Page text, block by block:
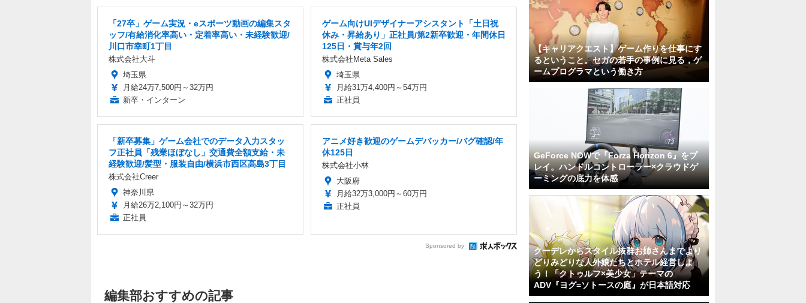
「27卒」ゲーム実況・eスポーツ動画の編集スタ
ッフ/有給消化率高い・定着率高い・未経験歓迎/
川口市幸町1丁目
株式会社大斗
埼玉県
月給24万7,500円～32万円
新卒・インターン
ゲーム向けUIデザイナーアシスタント「土日祝
休み・昇給あり」正社員/第2新卒歓迎・年間休日
125日・賞与年2回
株式会社Meta Sales
埼玉県
月給31万4,400円～54万円
正社員
「新卒募集」ゲーム会社でのデータ入力スタッ
フ正社員「残業ほぼなし」交通費全額支給・未
経験歓迎/髪型・服装自由/横浜市西区高島3丁目
株式会社Creer
神奈川県
月給26万2,100円～32万円
正社員
アニメ好き歓迎のゲームデバッカー/バグ確認/年
休125日
株式会社小林
大阪府
月給32万3,000円～60万円
正社員
Sponsored by
編集部おすすめの記事
【キャリアクエスト】ゲーム作りを仕事にす
るということ。セガの若手の事例に見る，ゲ
ームプログラマという働き方
GeForce NOWで『Forza Horizon 6』をプ
レイ。ハンドルコントローラー×クラウドゲ
ーミングの底力を体感
クーデレからスタイル抜群お姉さんまでより
どりみどりな人外娘たちとホテル経営しよ
う！「クトゥルフ×美少女」テーマの
ADV『ヨグ=ソトースの庭』が日本語対応